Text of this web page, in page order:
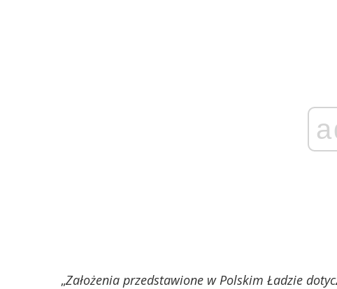
„Założenia przedstawione w Polskim Ładzie